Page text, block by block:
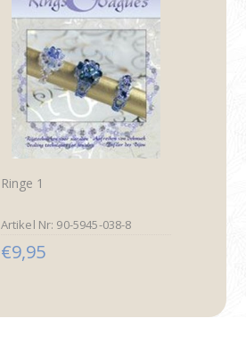
Ringe 1
Artikel Nr: 90-5945-038-8
€9,95